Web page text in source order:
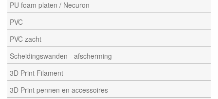
PU foam platen / Necuron
PVC
PVC zacht
Scheidingswanden - afscherming
3D Print Filament
3D Print pennen en accessoires